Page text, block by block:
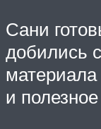
Сани
добились
и